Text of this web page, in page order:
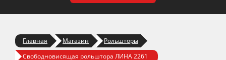
Главная Магазин
Рольшторы
Свободновисящая рольштора ЛИНА 2261